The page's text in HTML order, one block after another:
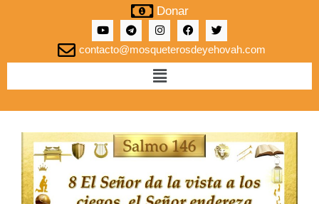
Donar
contacto@mosqueterosdeyehovah.com